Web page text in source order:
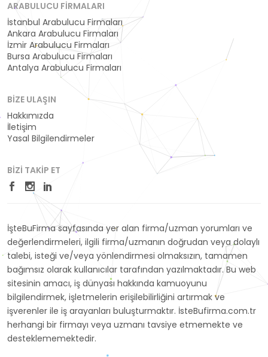
ARABULUCU FIRMALARI
İstanbul Arabulucu Firmaları
Ankara Arabulucu Firmaları
İzmir Arabulucu Firmaları
Bursa Arabulucu Firmaları
Antalya Arabulucu Firmaları
BIZE ULAŞIN
Hakkımızda
İletişim
Yasal Bilgilendirmeler
BIZI TAKIP ET
İşteBuFirma sayfasında yer alan firma/uzman yorumları ve
değerlendirmeleri, ilgili firma/uzmanın doğrudan veya dolaylı
talebi, isteği ve/veya yönlendirmesi olmaksızın, tamamen
bağımsız olarak kullanıcılar tarafından yazılmaktadır. Bu web
sitesinin amacı, iş dünyası hakkında kamuoyunu
bilgilendirmek, işletmelerin erişilebilirliğini artırmak ve
işverenler ile iş arayanları buluşturmaktır. İsteBufirma.com.tr
herhangi bir firmayı veya uzmanı tavsiye etmemekte ve
desteklememektedir.